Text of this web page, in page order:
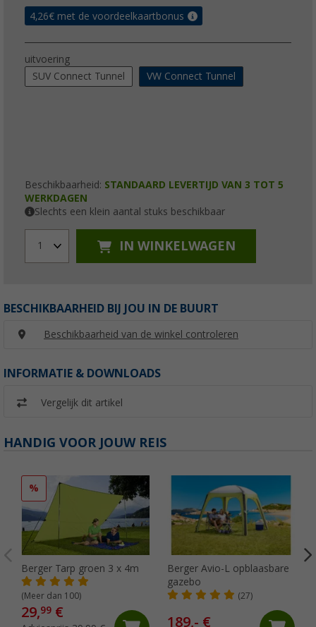
4,26€ met de voordeelkaartbonus
uitvoering
SUV Connect Tunnel
VW Connect Tunnel
Beschikbaarheid: STANDAARD LEVERTIJD VAN 3 TOT 5
WERKDAGEN
Slechts een klein aantal stuks beschikbaar
1 IN WINKELWAGEN
BESCHIKBAARHEID BIJ JOU IN DE BUURT
Beschikbaarheid van de winkel controleren
INFORMATIE & DOWNLOADS
Vergelijk dit artikel
HANDIG VOOR JOUW REIS
%
Berger Tarp groen 3 x 4m
(Meer dan 100)
29,99 €
Berger Avio-L opblaasbare
gazebo
(27)
189,- €